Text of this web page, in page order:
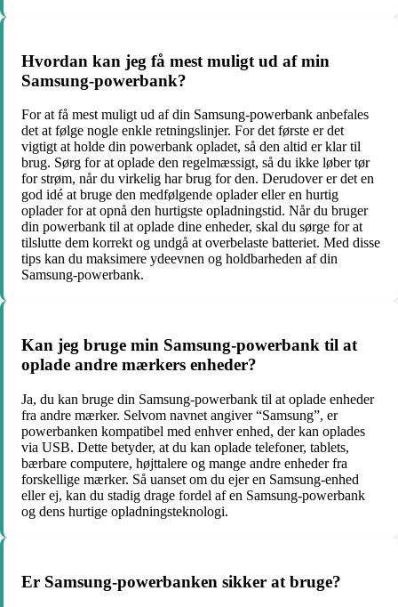
Hvordan kan jeg få mest muligt ud af min
Samsung-powerbank?
For at få mest muligt ud af din Samsung-powerbank anbefales
det at følge nogle enkle retningslinjer. For det første er det
vigtigt at holde din powerbank opladet, så den altid er klar til
brug. Sørg for at oplade den regelmæssigt, så du ikke løber tør
for strøm, når du virkelig har brug for den. Derudover er det en
god idé at bruge den medfølgende oplader eller en hurtig
oplader for at opnå den hurtigste opladningstid. Når du bruger
din powerbank til at oplade dine enheder, skal du sørge for at
tilslutte dem korrekt og undgå at overbelaste batteriet. Med disse
tips kan du maksimere ydeevnen og holdbarheden af din
Samsung-powerbank.
Kan jeg bruge min Samsung-powerbank til at
oplade andre mærkers enheder?
Ja, du kan bruge din Samsung-powerbank til at oplade enheder
fra andre mærker. Selvom navnet angiver “Samsung”, er
powerbanken kompatibel med enhver enhed, der kan oplades
via USB. Dette betyder, at du kan oplade telefoner, tablets,
bærbare computere, højttalere og mange andre enheder fra
forskellige mærker. Så uanset om du ejer en Samsung-enhed
eller ej, kan du stadig drage fordel af en Samsung-powerbank
og dens hurtige opladningsteknologi.
Er Samsung-powerbanken sikker at bruge?